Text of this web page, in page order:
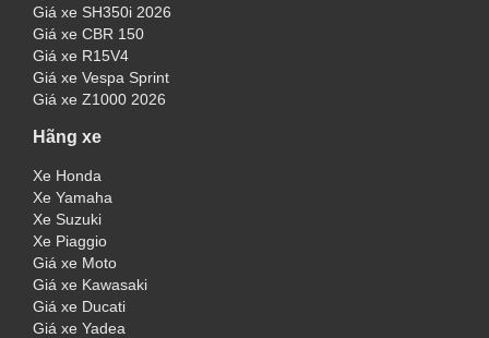
Giá xe SH350i 2026
Giá xe CBR 150
Giá xe R15V4
Giá xe Vespa Sprint
Giá xe Z1000 2026
Hãng xe
Xe Honda
Xe Yamaha
Xe Suzuki
Xe Piaggio
Giá xe Moto
Giá xe Kawasaki
Giá xe Ducati
Giá xe Yadea